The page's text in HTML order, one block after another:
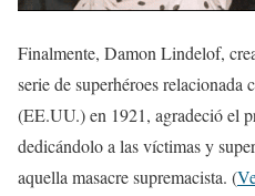
Finalmente, Damon Lindelof,
serie de superhéroes relacionada
(EE.UU.) en 1921, agradeció el
dedicándolo a las víctimas y
aquella masacre supremacista. (